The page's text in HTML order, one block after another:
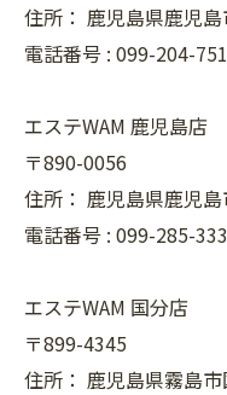
住所： 鹿児島県鹿児
電話番号 : 099-204-
エステWAM 鹿児島店
〒890-0056
住所： 鹿児島県鹿児
電話番号 : 099-285-
エステWAM 国分店
〒899-4345
住所： 鹿児島県霧島